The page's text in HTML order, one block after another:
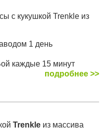
с кукушкой Trenkle из
1 день
каждые 15 минут
подробнее >>
Trenkle из массива